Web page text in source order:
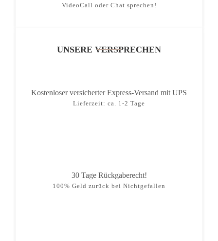
VideoCall oder Chat sprechen!
UNSERE VERSPRECHEN
Kostenloser versicherter Express-Versand mit UPS
Lieferzeit: ca. 1-2 Tage
30 Tage Rückgaberecht!
100% Geld zurück bei Nichtgefallen